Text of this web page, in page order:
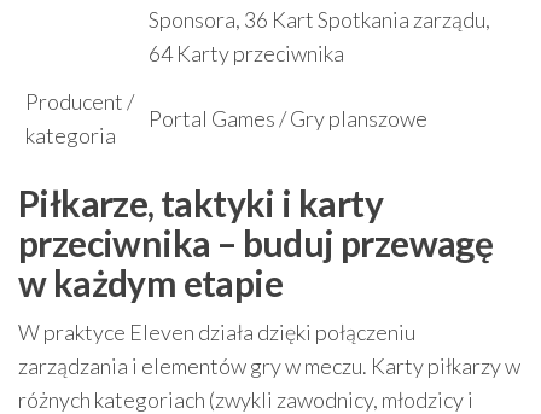
Sponsora, 36 Kart Spotkania zarządu,
64 Karty przeciwnika
Producent /
kategoria
Portal Games / Gry planszowe
Piłkarze, taktyki i karty
przeciwnika – buduj przewagę
w każdym etapie
W praktyce Eleven działa dzięki połączeniu
zarządzania i elementów gry w meczu. Karty piłkarzy w
różnych kategoriach (zwykli zawodnicy, młodzicy i